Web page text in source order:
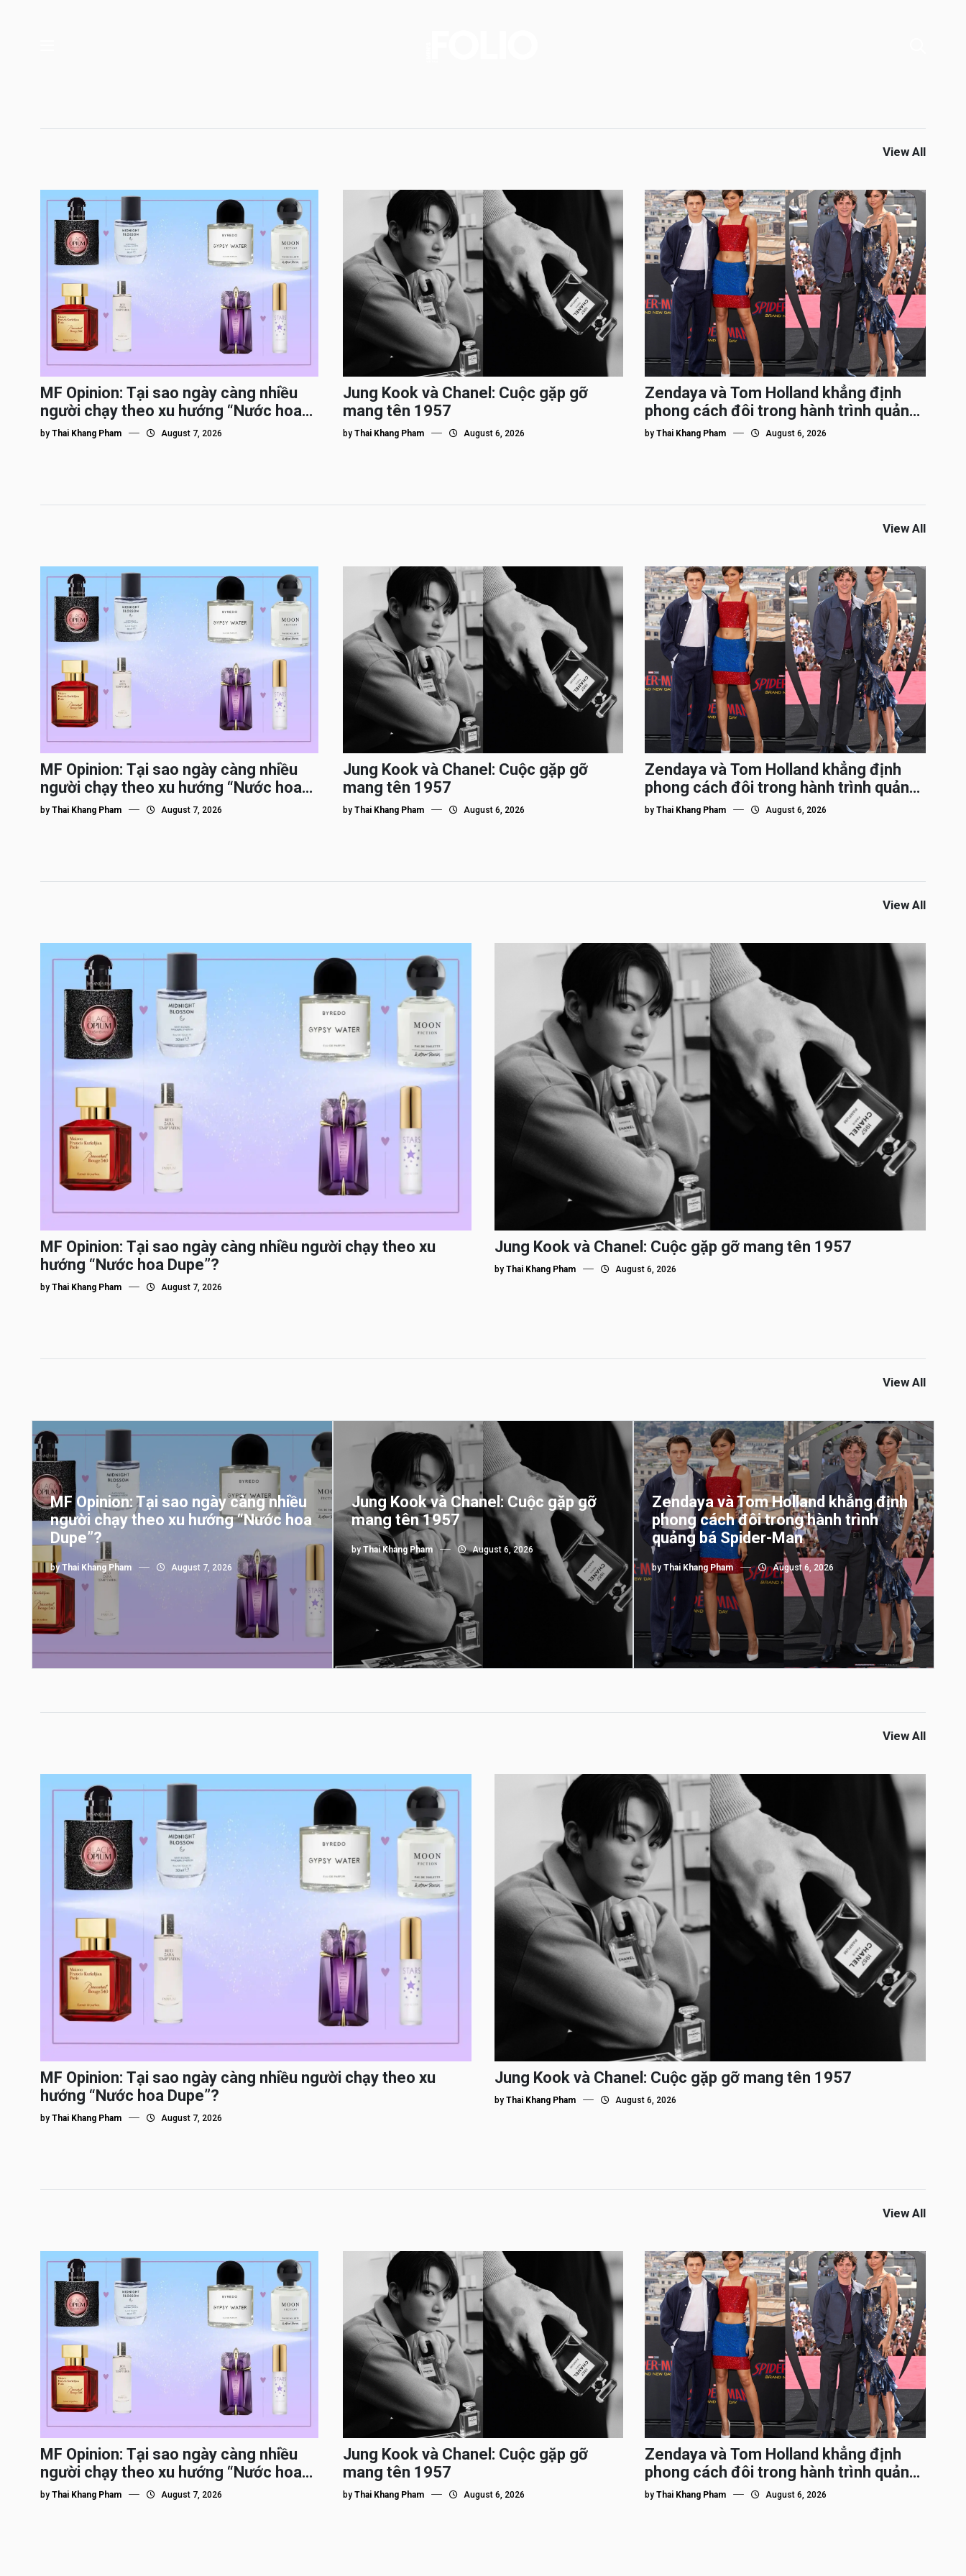
View All
MF Opinion: Tại sao ngày càng nhiều
người chạy theo xu hướng “Nước hoa
Dupe”?
by Thai Khang Pham August 7, 2026
Jung Kook và Chanel: Cuộc gặp gỡ
mang tên 1957
by Thai Khang Pham August 6, 2026
Zendaya và Tom Holland khẳng định
phong cách đôi trong hành trình quảng
bá Spider-Man
byThai Khang Pham August 6, 2026
View All
MF Opinion: Tại sao ngày càng nhiều
người chạy theo xu hướng “Nước hoa
Dupe”?
by Thai Khang Pham August 7, 2026
Jung Kook và Chanel: Cuộc gặp gỡ
mang tên 1957
by Thai Khang Pham August 6, 2026
Zendaya và Tom Holland khẳng định
phong cách đôi trong hành trình quảng
bá Spider-Man
byThai Khang Pham August 6, 2026
View All
MF Opinion: Tại sao ngày càng nhiều người chạy theo xu
hướng “Nước hoa Dupe”?
by Thai Khang Pham August 7, 2026
Jung Kook và Chanel: Cuộc gặp gỡ mang tên 1957
by Thai Khang Pham August 6, 2026
View All
MF Opinion: Tại sao ngày càng nhiều
người chạy theo xu hướng “Nước hoa
Dupe”?
by Thai Khang Pham August 7, 2026
Jung Kook và Chanel: Cuộc gặp gỡ
mang tên 1957
by Thai Khang Pham August 6, 2026
Zendaya và Tom Holland khẳng định
phong cách đôi trong hành trình
quảng bá Spider-Man
byThai Khang Pham August 6, 2026
View All
MF Opinion: Tại sao ngày càng nhiều người chạy theo xu
hướng “Nước hoa Dupe”?
by Thai Khang Pham August 7, 2026
Jung Kook và Chanel: Cuộc gặp gỡ mang tên 1957
by Thai Khang Pham August 6, 2026
View All
MF Opinion: Tại sao ngày càng nhiều
người chạy theo xu hướng “Nước hoa
Dupe”?
by Thai Khang Pham August 7, 2026
Jung Kook và Chanel: Cuộc gặp gỡ
mang tên 1957
by Thai Khang Pham August 6, 2026
Zendaya và Tom Holland khẳng định
phong cách đôi trong hành trình quảng
bá Spider-Man
byThai Khang Pham August 6, 2026